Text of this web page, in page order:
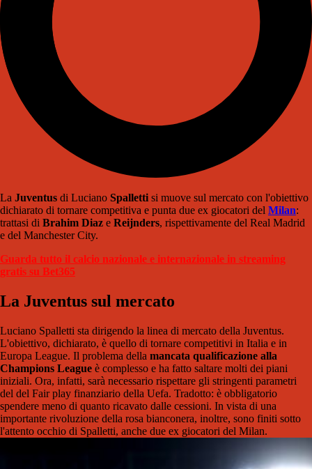
La Juventus di Luciano Spallettisi muove sul mercato con l'obiettivo
dichiarato di tornare competitiva e punta due ex giocatori del Milan:
trattasi di Brahim Diaz e Reijnders, rispettivamente del Real Madrid
e del Manchester City.
Guarda tutto il calcio nazionale e internazionale in streaming
gratis su Bet365
La Juventus sul mercato
Luciano Spalletti sta dirigendo la linea di mercato della Juventus.
L'obiettivo, dichiarato, è quello di tornare competitivi in Italia e in
Europa League. Il problema della mancata qualificazione alla
Champions League è complesso e ha fatto saltare molti dei piani
iniziali. Ora, infatti, sarà necessario rispettare gli stringenti parametri
del del Fair play finanziario della Uefa. Tradotto: è obbligatorio
spendere meno di quanto ricavato dalle cessioni. In vista di una
importante rivoluzione della rosa bianconera, inoltre, sono finiti sotto
l'attento occhio di Spalletti, anche due ex giocatori del Milan.